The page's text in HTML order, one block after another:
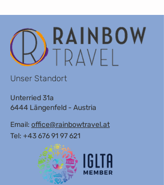
Unser Standort
Unterried 31a
6444 Längenfeld - Austria
Email: office@rainbowtravel.at
Tel: +43 676 91 97 621